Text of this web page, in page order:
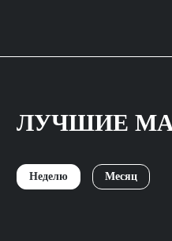
ЛУЧШИЕ
Неделю Месяц